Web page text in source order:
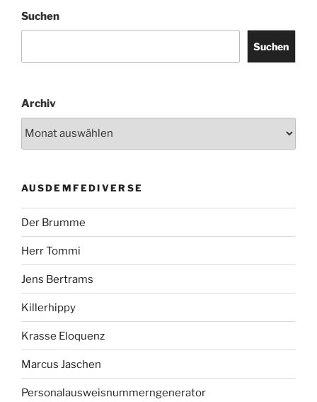
Suchen
Suchen
Archiv
AUSDEMFEDIVERSE
Der Brumme
Herr Tommi
Jens Bertrams
Killerhippy
Krasse Eloquenz
Marcus Jaschen
Personalausweisnummerngenerator